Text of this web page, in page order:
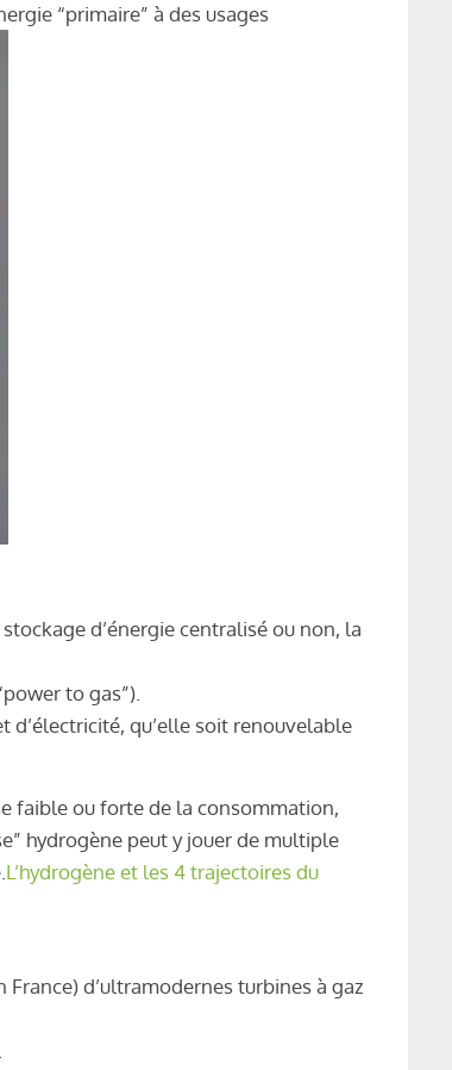
“primaire” à des usages
d’énergie centralisé ou non, la
to gas”).
d’électricité, qu’elle soit renouvelable
faible ou forte de la consommation,
hydrogène peut y jouer de multiple
L’hydrogène et les 4 trajectoires du
d’ultramodernes turbines à gaz